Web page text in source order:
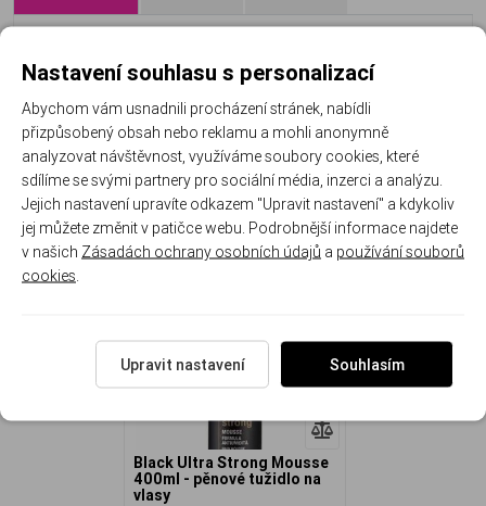
Pěnové tužidlo na vlasy - extra silná fixace.
NAPOSLEDY PROHLÍŽENÉ
Black Ultra Strong Mousse
400ml - pěnové tužidlo na
vlasy
Nastavení souhlasu s personalizací
Abychom vám usnadnili procházení stránek, nabídli
přizpůsobený obsah nebo reklamu a mohli anonymně
analyzovat návštěvnost, využíváme soubory cookies, které
sdílíme se svými partnery pro sociální média, inzerci a analýzu.
Jejich nastavení upravíte odkazem "Upravit nastavení" a kdykoliv
jej můžete změnit v patičce webu. Podrobnější informace najdete
v našich Zásadách ochrany osobních údajů a používání souborů
cookies
Upravit nastavení Souhlasím